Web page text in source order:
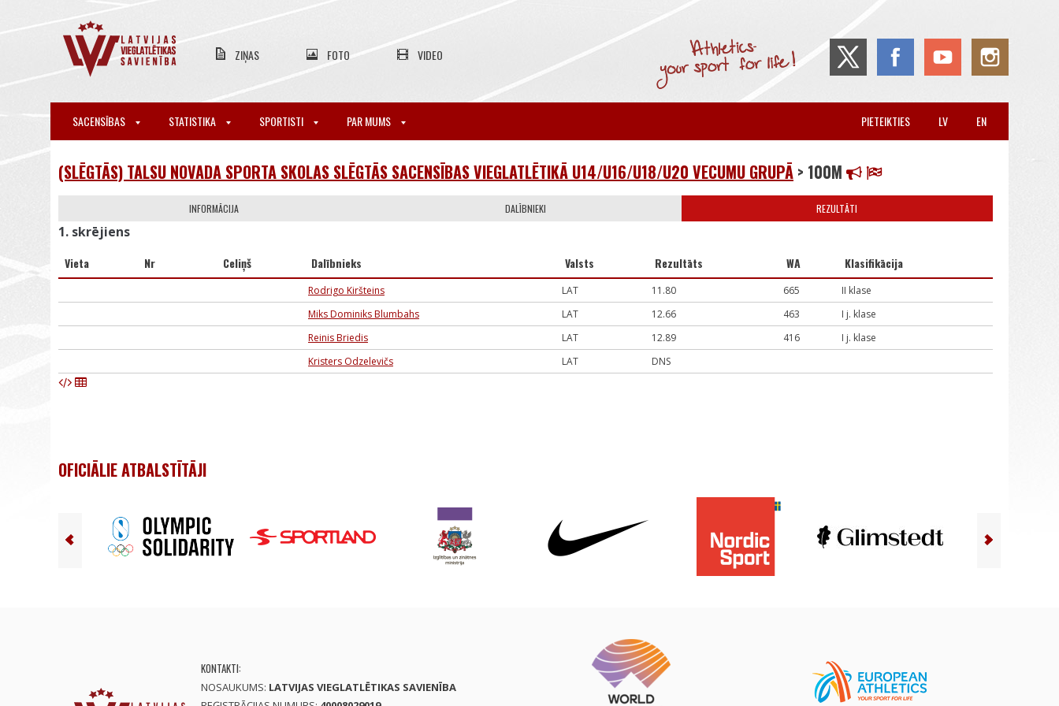
ZIŅAS FOTO VIDEO
SACENSĪBAS STATISTIKA SPORTISTI PAR MUMS EN
LV
PIETEIKTIES
(SLĒGTĀS) TALSU NOVADA SPORTA SKOLAS SLĒGTĀS SACENSĪBAS VIEGLATLĒTIKĀ U14/U16/U18/U20 VECUMU GRUPĀ > 100M
INFORMĀCIJA DALĪBNIEKI REZULTĀTI
1. skrējiens
Vieta Nr Celiņš Dalībnieks Valsts Rezultāts WA Klasifikācija
Rodrigo Kiršteins LAT 11.80 665
II klase
Miks Dominiks Blumbahs
LAT 12.66 463
I j. klase
Reinis Briedis
LAT 12.89 416
I j. klase
Kristers Odzelevičs
LAT DNS
OFICIĀLIE ATBALSTĪTĀJI
KONTAKTI:
NOSAUKUMS: LATVIJAS VIEGLATLĒTIKAS SAVIENĪBA